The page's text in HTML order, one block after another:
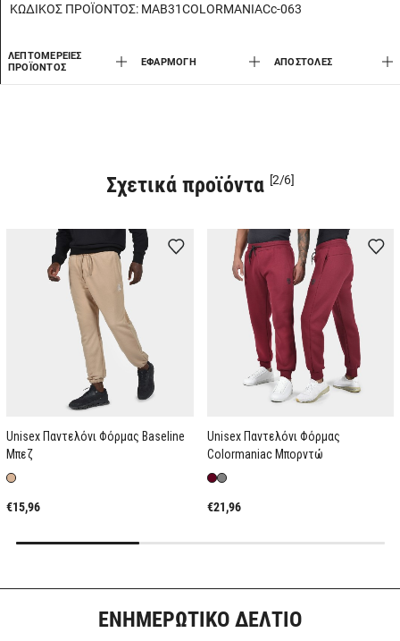
ΚΩΔΙΚΟΣ ΠΡΟΪΟΝΤΟΣ: MAB31COLORMANIACc-063
ΛΕΠΤΟΜΈΡΕΙΕΣ
ΠΡΟΪΌΝΤΟΣ
ΕΦΑΡΜΟΓΉ AΠΟΣΤΟΛΈΣ
Σχετικά προϊόντα [2/6]
Unisex Παντελόνι Φόρμας Baseline
Μπεζ
€15,96
Unisex Παντελόνι Φόρμας
Colormaniac Μπορντώ
€21,96
ΕΝΗΜΕΡΩΤΙΚΟ ΔΕΛΤΙΟ